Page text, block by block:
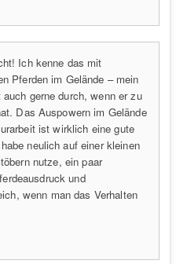
Ich kenne das mit
Pferden im Gelände – mein
auch gerne durch, wenn er zu
Das Auspowern im Gelände
ist wirklich eine gute
neulich auf einer kleinen
nutze, ein paar
und
wenn man das Verhalten